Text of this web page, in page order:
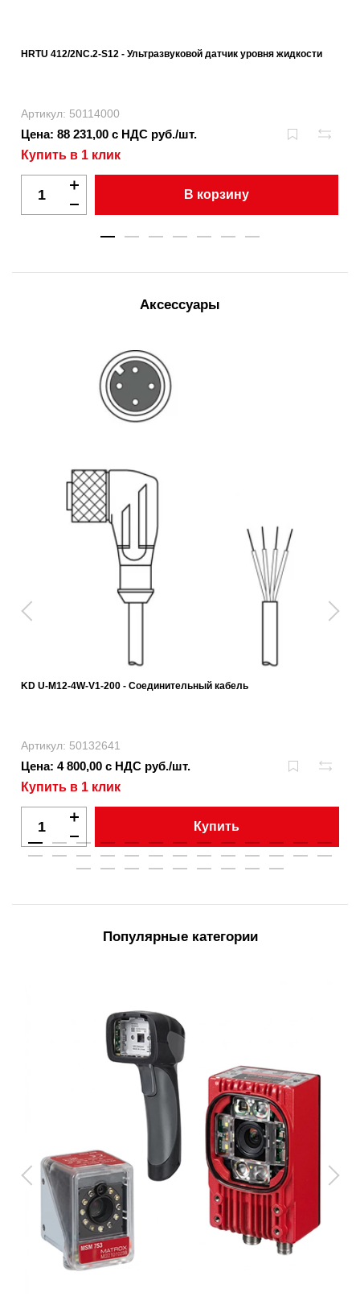
HRTU 412/2NC.2-S12 - Ультразвуковой датчик уровня жидкости
Артикул: 50114000
Цена: 88 231,00 с НДС руб./шт.
Купить в 1 клик
В корзину
Аксессуары
KD U-M12-4W-V1-200 - Соединительный кабель
Артикул: 50132641
Цена: 4 800,00 с НДС руб./шт.
Купить в 1 клик
Купить
Популярные категории